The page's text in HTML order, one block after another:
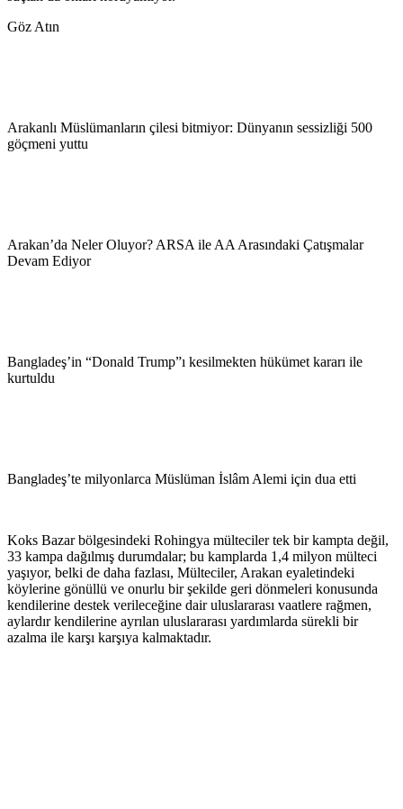
Göz Atın
Arakanlı Müslümanların çilesi bitmiyor: Dünyanın sessizliği 500
göçmeni yuttu
Arakan’da Neler Oluyor? ARSA ile AA Arasındaki Çatışmalar
Devam Ediyor
Bangladeş’in “Donald Trump”ı kesilmekten hükümet kararı ile
kurtuldu
Bangladeş’te milyonlarca Müslüman İslâm Alemi için dua etti
Koks Bazar bölgesindeki Rohingya mülteciler tek bir kampta değil,
33 kampa dağılmış durumdalar; bu kamplarda 1,4 milyon mülteci
yaşıyor, belki de daha fazlası, Mülteciler, Arakan eyaletindeki
köylerine gönüllü ve onurlu bir şekilde geri dönmeleri konusunda
kendilerine destek verileceğine dair uluslararası vaatlere rağmen,
aylardır kendilerine ayrılan uluslararası yardımlarda sürekli bir
azalma ile karşı karşıya kalmaktadır.